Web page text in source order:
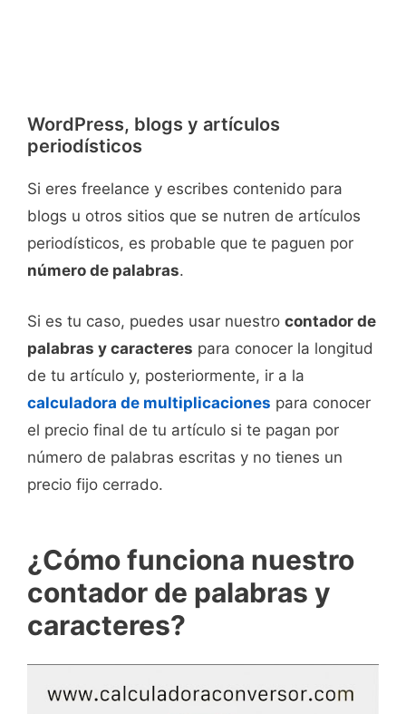
WordPress, blogs y artículos
periodísticos
Si eres freelance y escribes contenido para
blogs u otros sitios que se nutren de artículos
periodísticos, es probable que te paguen por
número de palabras.
Si es tu caso, puedes usar nuestro contador de
palabras y caracteres para conocer la longitud
de tu artículo y, posteriormente, ir a la
calculadora de multiplicaciones para conocer
el precio final de tu artículo si te pagan por
número de palabras escritas y no tienes un
precio fijo cerrado.
¿Cómo funciona nuestro
contador de palabras y
caracteres?